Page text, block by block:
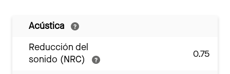
Acústica
Reducción del
sonido (NRC)
0.75